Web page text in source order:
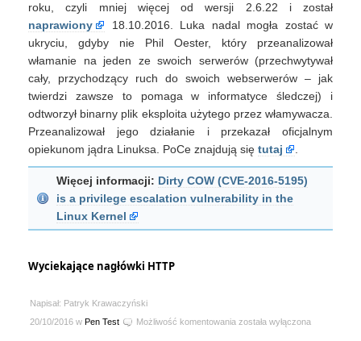
roku, czyli mniej więcej od wersji 2.6.22 i został
naprawiony
18.10.2016. Luka nadal mogła zostać w
ukryciu, gdyby nie Phil Oester, który przeanalizował
włamanie na jeden ze swoich serwerów (przechwytywał
cały, przychodzący ruch do swoich webserwerów – jak
twierdzi zawsze to pomaga w informatyce śledczej) i
odtworzył binarny plik eksploita użytego przez włamywacza.
Przeanalizował jego działanie i przekazał oficjalnym
opiekunom jądra Linuksa. PoCe znajdują się tutaj
Więcej informacji: Dirty COW (CVE-2016-5195)
is a privilege escalation vulnerability in the
Linux Kernel
Wyciekające nagłówki HTTP
Napisał: Patryk Krawaczyński
20/10/2016 w Pen Test Możliwość komentowania Wyciekające
została wyłączona